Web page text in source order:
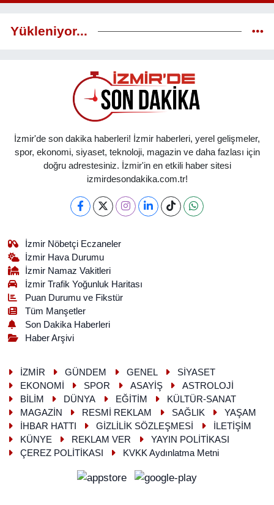
Yükleniyor...
İzmir'de son dakika haberleri! İzmir haberleri, yerel gelişmeler,
spor, ekonomi, siyaset, teknoloji, magazin ve daha fazlası için
doğru adrestesiniz. İzmir'in en etkili haber sitesi
izmirdesondakika.com.tr!
İzmir Nöbetçi Eczaneler
İzmir Hava Durumu
İzmir Namaz Vakitleri
İzmir Trafik Yoğunluk Haritası
Puan Durumu ve Fikstür
Tüm Manşetler
Son Dakika Haberleri
Haber Arşivi
İZMİR GÜNDEM GENEL
SİYASET
EKONOMİ
SPOR ASAYİŞ
ASTROLOJİ
BİLİM
DÜNYA EĞİTİM
KÜLTÜR-SANAT
MAGAZİN
RESMİ REKLAM SAĞLIK
YAŞAM
İHBAR HATTI
GİZLİLİK SÖZLEŞMESİ
İLETİŞİM
KÜNYE
REKLAM VER
YAYIN POLİTİKASI
ÇEREZ POLİTİKASI
KVKK Aydınlatma Metni